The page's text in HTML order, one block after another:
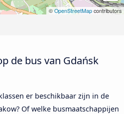
© OpenStreetMap contributors
de bus van Gdańsk
er beschikbaar zijn in de
Of welke busmaatschappijen